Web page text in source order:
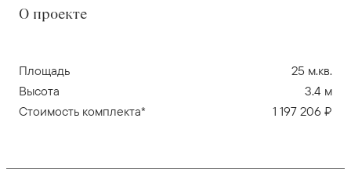
О проекте
Площадь
25 м.кв.
Высота
3.4 м
Стоимость комплекта*
1 197 206 ₽